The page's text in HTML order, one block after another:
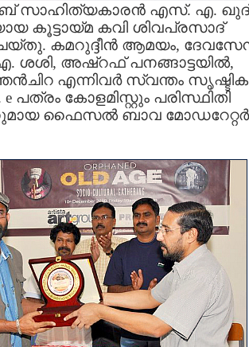
സാഹിത്യകാരന്‍ എസ്. എ.
കൂട്ടായ്മ കവി ശിവപ്രസാദ്
കമറുദ്ദീന്‍ ആമയം,
ശശി, അഷ്‌റഫ് പനങ്ങാട്ടയില്‍,
എന്നിവര്‍ സ്വന്തം
e പത്രം കോളമിസ്റ്റും പരിസ്ഥിതി
ഫൈസല്‍ ബാവ മോഡറേറ്റര്‍